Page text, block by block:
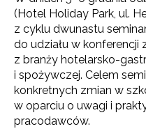
(Hotel Holiday Park, ul.
z cyklu dwunastu
do udziału w
z branży hotelarsko-
i spożywczej. Celem
konkretnych zmian w
w oparciu o uwagi i
pracodawców.